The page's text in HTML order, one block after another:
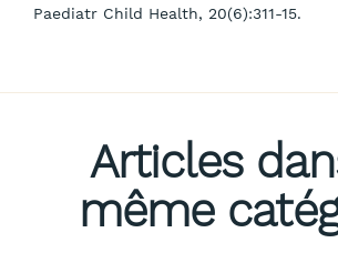
Paediatr Child Health, 20(6):311-15.
Articles
même